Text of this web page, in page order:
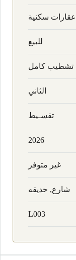
سكنية
للبيع
تشطيب كامل
الثاني
تقسـيط
2026
غير متوفر
شارع, حديقه
L003